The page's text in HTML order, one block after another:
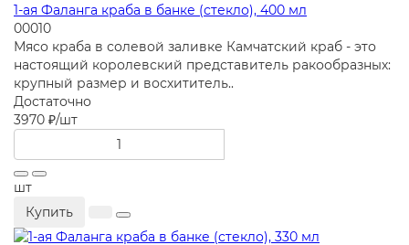
1-ая Фаланга краба в банке (стекло), 400 мл
00010
Мясо краба в солевой заливке Камчатский краб - это
настоящий королевский представитель ракообразных:
крупный размер и восхититель..
Достаточно
3970 ₽/шт
шт
Купить